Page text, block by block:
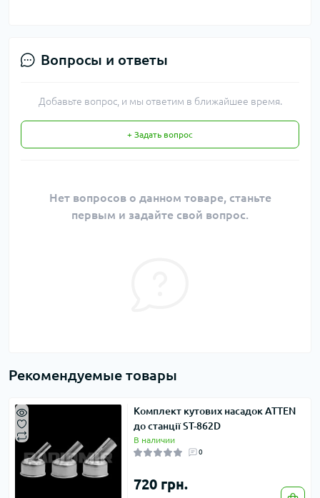
Вопросы и ответы
Добавьте вопрос, и мы ответим в ближайшее время.
+ Задать вопрос
Нет вопросов о данном товаре, станьте
первым и задайте свой вопрос.
Рекомендуемые товары
Комплект кутових насадок ATTEN
до станції ST-862D
В наличии
0
720 грн.